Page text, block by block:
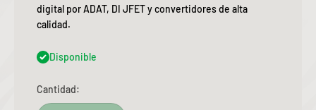
digital por ADAT, DI JFET y convertidores de alta
calidad.
Disponible
Cantidad: